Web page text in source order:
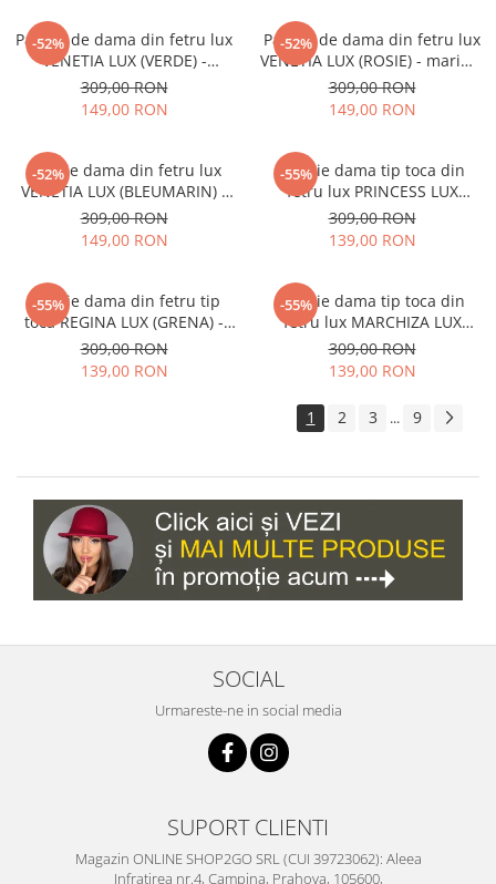
-52%
Palarie de dama din fetru lux
VENETIA LUX (VERDE) -
marime unica, reglabila
309,00 RON
149,00 RON
-52%
Palarie de dama din fetru lux
VENETIA LUX (ROSIE) - marime
unica, reglabila
309,00 RON
149,00 RON
-52%
Palarie dama din fetru lux
VENETIA LUX (BLEUMARIN) -
marime unica, reglabila
309,00 RON
149,00 RON
-55%
Palarie dama tip toca din
fetru lux PRINCESS LUX
(MARO cappucino) - marime
unica, reglabila
309,00 RON
139,00 RON
-55%
Palarie dama din fetru tip
toca REGINA LUX (GRENA) -
marime unica, reglabila
309,00 RON
139,00 RON
-55%
Palarie dama tip toca din
fetru lux MARCHIZA LUX
(MARO mahon) - marime
unica, reglabila
309,00 RON
139,00 RON
1 2 3 ... 9
SOCIAL
Urmareste-ne in social media
SUPORT CLIENTI
Magazin ONLINE SHOP2GO SRL (CUI 39723062): Aleea
Infratirea nr.4, Campina, Prahova, 105600,